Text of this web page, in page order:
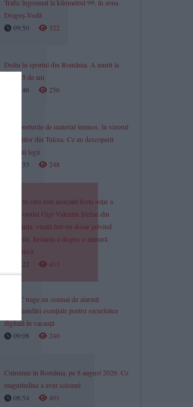
Trafic îngreunat la kilometrul 99, în zona
Dragoș-Vodă
09:50
322
Doliu în sportul din România. A murit la
doar 25 de ani
09:46
256
Transporturile de material lemnos, în vizorul
polițiștilor din Tulcea. Ce au descoperit
oamenii legii
09:33
248
Firma în care este asociată fosta soție a
procurorului Gigi Valentin Ștefan din
Constanța, vizată într-un dosar privind
deșeurile. Instanța a dispus o măsură
preventivă
09:22
413
DNSC trage un semnal de alarmă
Recomandări esențiale pentru securitatea
digitală în vacanță
09:08
240
Cutremur în România, pe 8 august 2026. Ce
magnitudine a avut seismul
08:54
401